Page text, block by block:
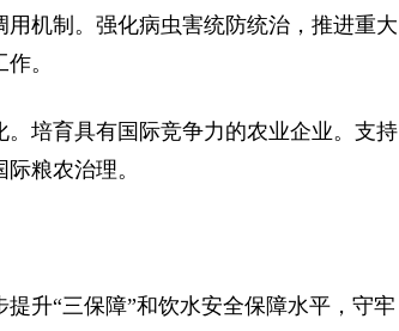
机制。强化病虫害统防统治，推进重大
。
。培育具有国际竞争力的农业企业。支持
粮农治理。
升“三保障”和饮水安全保障水平，守牢